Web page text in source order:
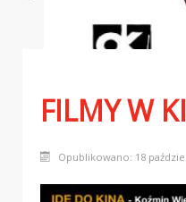
FILMY W
Opublikowano: 18